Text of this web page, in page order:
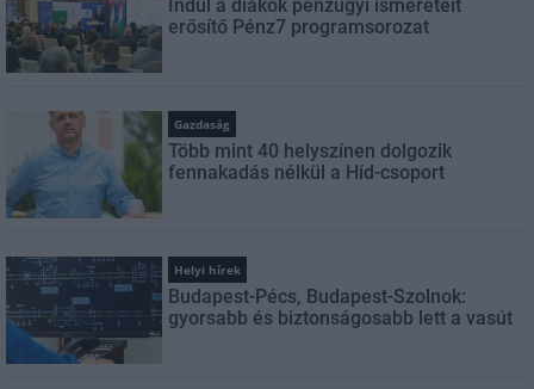
Indul a diákok pénzügyi ismereteit
erősítő Pénz7 programsorozat
Gazdaság
Több mint 40 helyszínen dolgozik
fennakadás nélkül a Híd-csoport
Helyi hírek
Budapest-Pécs, Budapest-Szolnok:
gyorsabb és biztonságosabb lett a vasút